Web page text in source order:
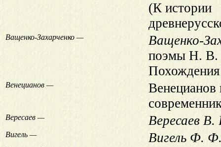
(К истории
Ващенко-Захарченко —
Ващенко-
поэмы Н. В.
Венецианов —
Венецианов
Вересаев — Вересаев В.
Вигель — Вигель Ф.